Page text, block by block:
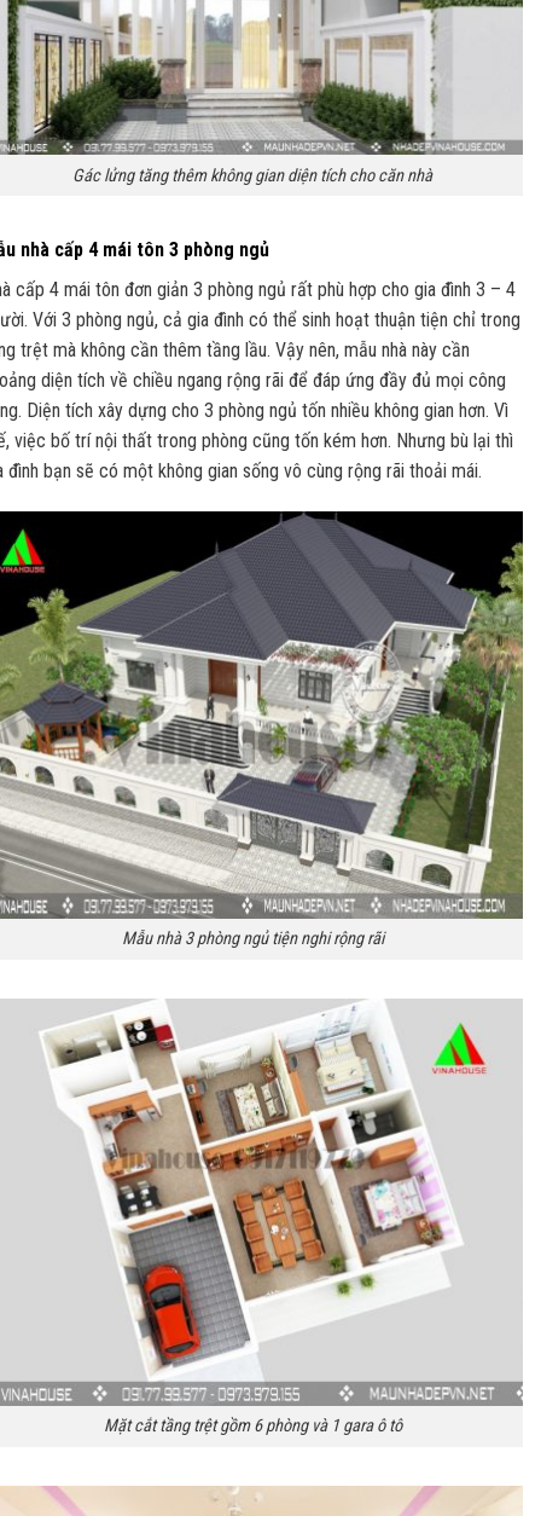
Gác lửng tăng thêm không gian diện tích cho căn nhà
nhà cấp 4 mái tôn 3 phòng ngủ
cấp 4 mái tôn đơn giản 3 phòng ngủ rất phù hợp cho gia đình 3 – 4
Với 3 phòng ngủ, cả gia đình có thể sinh hoạt thuận tiện chỉ trong
trệt mà không cần thêm tầng lầu. Vậy nên, mẫu nhà này cần
diện tích về chiều ngang rộng rãi để đáp ứng đầy đủ mọi công
Diện tích xây dựng cho 3 phòng ngủ tốn nhiều không gian hơn. Vì
việc bố trí nội thất trong phòng cũng tốn kém hơn. Nhưng bù lại thì
đình bạn sẽ có một không gian sống vô cùng rộng rãi thoải mái.
Mẫu nhà 3 phòng ngủ tiện nghi rộng rãi
Mặt cắt tầng trệt gồm 6 phòng và 1 gara ô tô